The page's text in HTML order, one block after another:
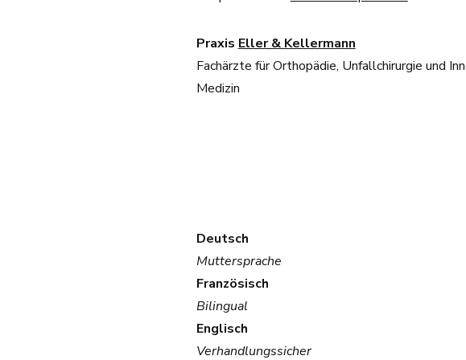
Praxis Eller & Kellermann
Fachärzte für Orthopädie, Unfallchirurgie und
Medizin​
Deutsch
Muttersprache
Französisch
Bilingual
Englisch
Verhandlungssicher